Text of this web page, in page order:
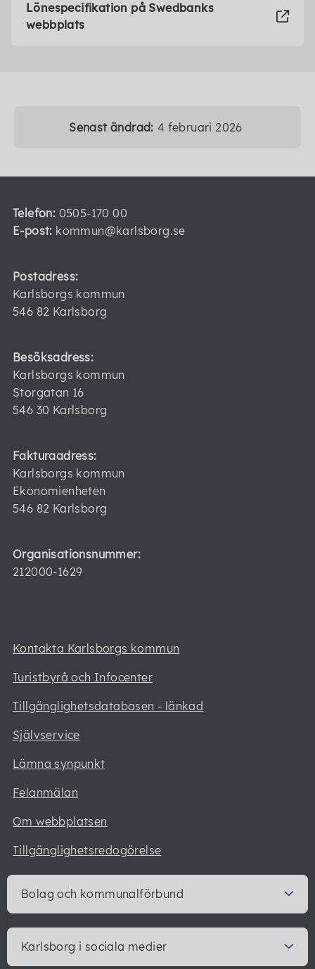
Lönespecifikation på Swedbanks
webbplats
Senast ändrad: 4 februari 2026
Telefon: 0505-170 00
E-post: kommun@karlsborg.se
Postadress:
Karlsborgs kommun
546 82 Karlsborg
Besöksadress:
Karlsborgs kommun
Storgatan 16
546 30 Karlsborg
Fakturaadress:
Karlsborgs kommun
Ekonomienheten
546 82 Karlsborg
Organisationsnummer:
212000-1629
Kontakta Karlsborgs kommun
Turistbyrå och Infocenter
Tillgänglighetsdatabasen - länkad
Självservice
Lämna synpunkt
Felanmälan
Om webbplatsen
Tillgänglighetsredogörelse
Bolag och kommunalförbund
Karlsborg i sociala medier